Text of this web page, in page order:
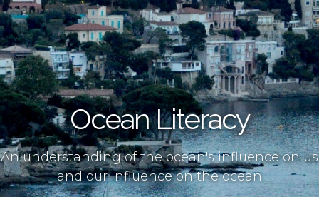
Ocean Literacy
An understanding of the ocean's influence on us
and our influence on the ocean